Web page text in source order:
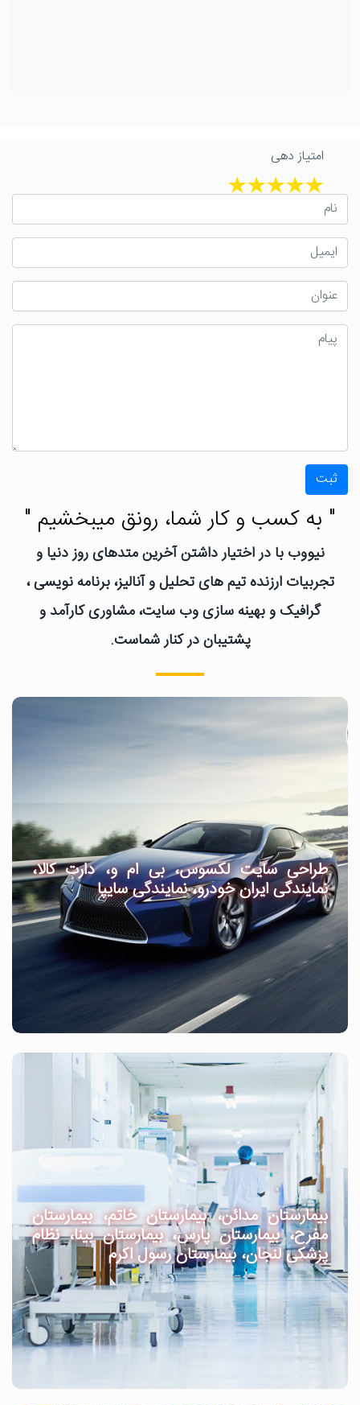
امتیاز دهی
ثبت
" به کسب و کار شما، رونق میبخشیم "
نیووب با در اختیار داشتن آخرین متدهای روز دنیا و
تجربیات ارزنده تیم های تحلیل و آنالیز، برنامه نویسی ،
گرافیک و بهینه سازی وب سایت، مشاوری کارآمد و
پشتیبان در کنار شماست.
طراحی سایت لکسوس، بی ام و، دارت کالا،
نمایندگی ایران خودرو، نمایندگی سایپا
بیمارستان مدائن، بیمارستان خاتم، بیمارستان
مفرح، بیمارستان پارس، بیمارستان بینا، نظام
پزشکی لنجان، بیمارستان رسول اکرم